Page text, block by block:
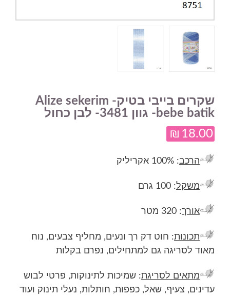
שקרים בייבי בטיק- Alize sekerim
bebe batik- גוון 3481- לבן כחול
₪ 18.00
הרכב: 100% אקריליק
משקל: 100 גרם
אורך: 320 מטר
תכונות: חוט דק רך ונעים, מחליף צבעים, נוח
מאוד לסריגה גם למתחילים, נפרם בקלות
מתאים לסריגת: שמיכות לתינוקות, פרטי לבוש
עדינים, צעיף, שאל, כפפות, חותלות, נעלי תינוק ועוד